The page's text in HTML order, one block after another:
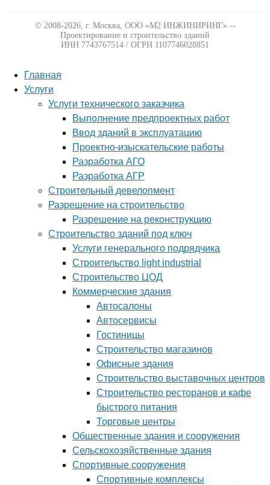
© 2008-2026, г. Москва, ООО «М2 ИНЖИНИРИНГ» --
Проектирование и строительство зданий
ИНН 7743767514 / ОГРН 1107746028851
Главная
Услуги
Услуги технического заказчика
Выполнение предпроектных работ
Ввод зданий в эксплуатацию
Проектно-изыскательские работы
Разработка АГО
Разработка АГР
Строительный девелопмент
Разрешение на строительство
Разрешение на реконструкцию
Строительство зданий под ключ
Услуги генерального подрядчика
Строительство light industrial
Строительство ЦОД
Коммерческие здания
Автосалоны
Автосервисы
Гостиницы
Строительство магазинов
Офисные здания
Строительство выставочных центров
Строительство ресторанов и кафе
быстрого питания
Торговые центры
Общественные здания и сооружения
Сельскохозяйственные здания
Спортивные сооружения
Спортивные комплексы